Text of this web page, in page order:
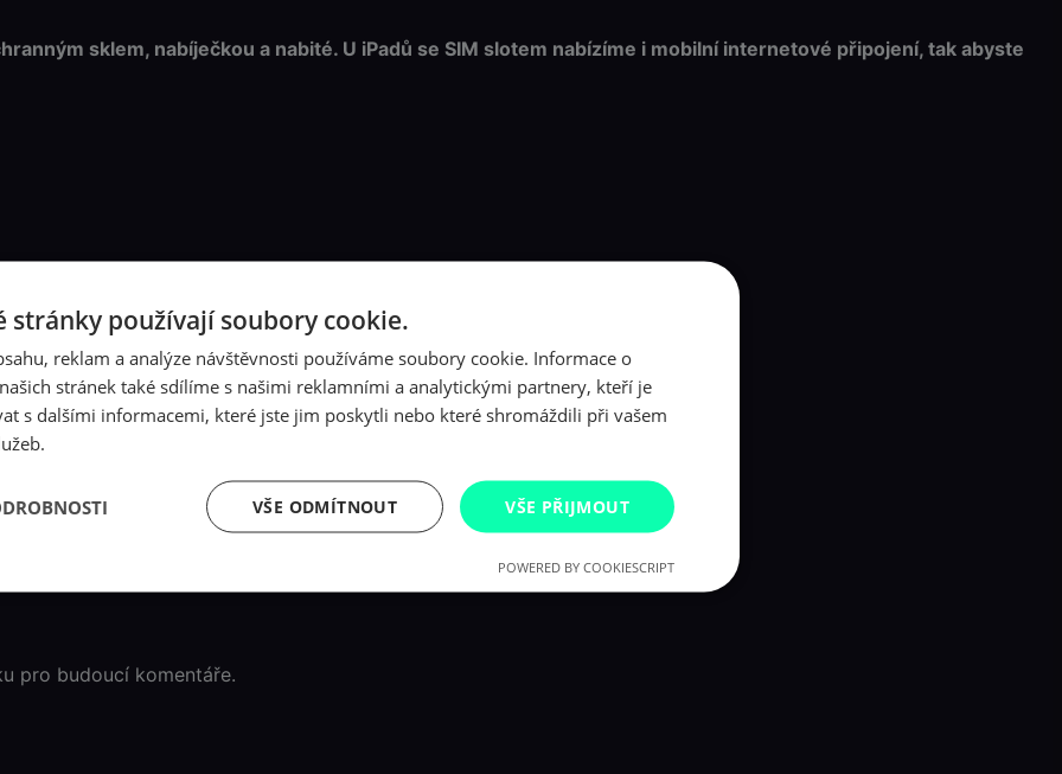
s
t
v
í
sklem, nabíječkou a nabité. U iPadů se SIM slotem nabízíme i mobilní internetové připojení, tak abyste
jsou označeny *
pro budoucí komentáře.
stránky používají soubory cookie.
reklam a analýze návštěvnosti používáme soubory cookie. Informace o
stránek také sdílíme s našimi reklamními a analytickými partnery, kteří je
s dalšími informacemi, které jste jim poskytli nebo které shromáždili při vašem
VŠE PŘIJMOUT
VŠE ODMÍTNOUT
POWERED BY COOKIESCRIPT